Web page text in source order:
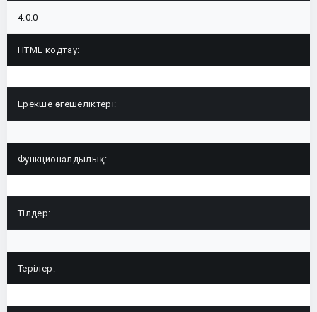
4.0.0
HTML кодтау:
Ерекше өзгешеліктері:
Функционалдылық:
Тілдер:
Терілер: